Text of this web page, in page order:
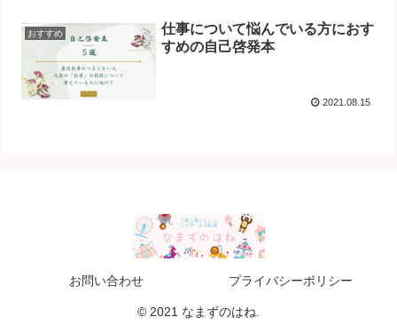
おすすめ
仕事について悩んでいる方におす
すめの自己啓発本
2021.08.15
お問い合わせ プライバシーポリシー
© 2021 なまずのはね.